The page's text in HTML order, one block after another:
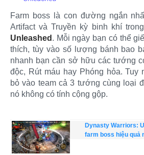
Farm boss là con đường ngắn
Artifact và Truyền kỳ binh khí trong
Unleashed . Mỗi ngày bạn có thể
thích, tùy vào số lượng bánh bao
nhanh bạn cần sở hữu các tướng
độc, Rút máu hay Phóng hỏa. Tuy
bỏ vào team cả 3 tướng cùng loại
nó không có tính cộng gộp.​
Dynasty Warriors:
farm boss hiệu quả